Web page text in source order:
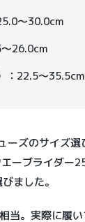
〜30.0cm
26.0cm
：22.5〜35.5cm
ーズのサイズ
ーブライダー
ました。
当。実際に履